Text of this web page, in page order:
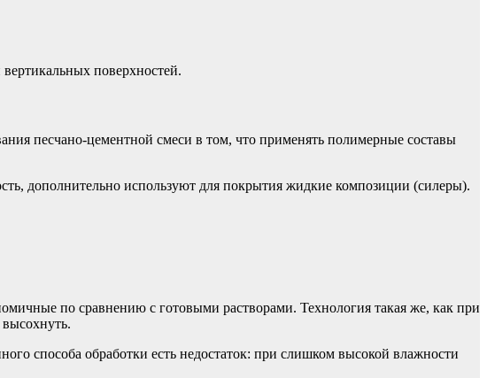
поверхностей.
песчано-цементной смеси в том, что применять полимерные составы
дополнительно используют для покрытия жидкие композиции (силеры).
по сравнению с готовыми растворами. Технология такая же, как при
способа обработки есть недостаток: при слишком высокой влажности